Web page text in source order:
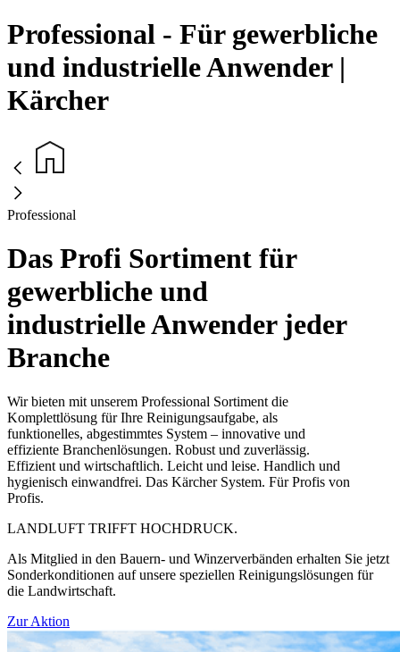
Professional - Für gewerbliche
und industrielle Anwender |
Kärcher
Professional
Das Profi Sortiment für
gewerbliche und
industrielle Anwender jeder
Branche
Wir bieten mit unserem Professional Sortiment die
Komplettlösung für Ihre Reinigungsaufgabe, als
funktionelles, abgestimmtes System – innovative und
effiziente Branchenlösungen. Robust und zuverlässig.
Effizient und wirtschaftlich. Leicht und leise. Handlich und
hygienisch einwandfrei. Das Kärcher System. Für Profis von
Profis.
LANDLUFT TRIFFT HOCHDRUCK.
Als Mitglied in den Bauern- und Winzerverbänden erhalten Sie jetzt
Sonderkonditionen auf unsere speziellen Reinigungslösungen für
die Landwirtschaft.
Zur Aktion